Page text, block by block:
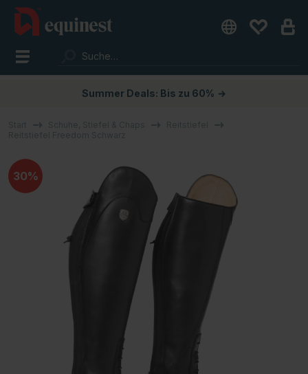
Summer Deals: Bis zu 60% →
30%